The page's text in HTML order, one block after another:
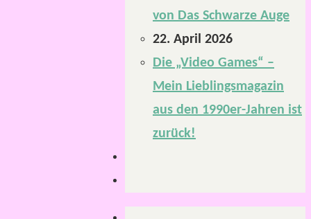
von Das Schwarze Auge
22. April 2026
Die „Video Games“ –
Mein Lieblingsmagazin
aus den 1990er-Jahren ist
zurück!